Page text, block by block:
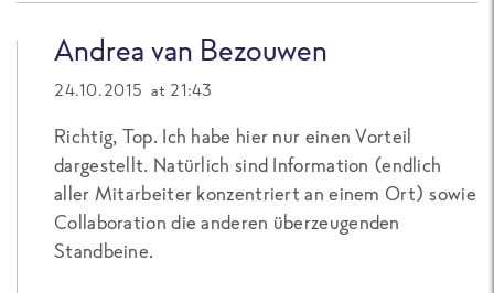
Andrea van Bezouwen
24.10.2015 at 21:43
Richtig, Top. Ich habe hier nur einen Vorteil
dargestellt. Natürlich sind Information (endlich
aller Mitarbeiter konzentriert an einem Ort) sowie
Collaboration die anderen überzeugenden
Standbeine.